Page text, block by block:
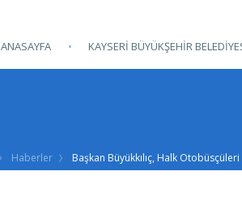
ANASAYFA KAYSERİ BÜYÜKŞEHİR
Haberler Başkan Büyükkılıç, Halk Otobüsçüleri